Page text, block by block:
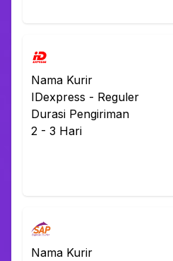
Nama Kurir
IDexpress - Reguler
Durasi Pengiriman
2 - 3 Hari
Nama Kurir